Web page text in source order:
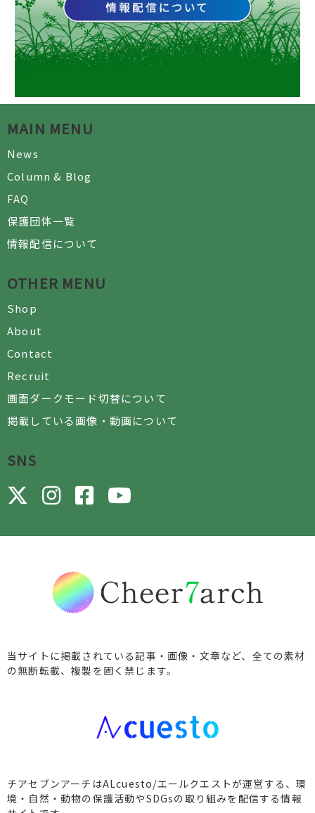
MAIN MENU
News
Column & Blog
FAQ
保護団体一覧
情報配信について
OTHER MENU
Shop
About
Contact
Recruit
画面ダークモード切替について
掲載している画像・動画について
SNS
当サイトに掲載されている記事・画像・文章など、全ての素材
の無断転載、複製を固く禁じます。
チアセブンアーチはALcuesto/エールクエストが運営する、環
境・自然・動物の保護活動やSDGsの取り組みを配信する情報